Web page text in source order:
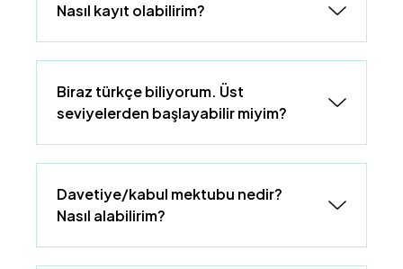
Nasıl kayıt olabilirim?
Biraz türkçe biliyorum. Üst
seviyelerden başlayabilir miyim?
Davetiye/kabul mektubu nedir?
Nasıl alabilirim?